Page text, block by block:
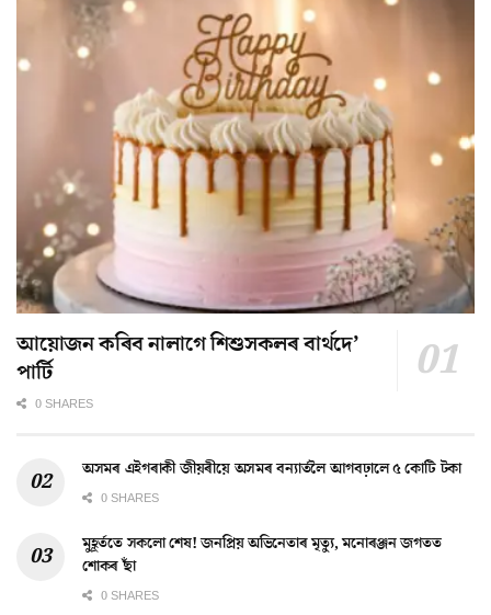
আয়োজন কৰিব নালাগে শিশুসকলৰ বাৰ্থদে’
পাৰ্টি
0 SHARES
অসমৰ এইগৰাকী জীয়ৰীয়ে অসমৰ বন্যাৰ্তলৈ আগবঢ়ালে ৫ কোটি টকা
0 SHARES
মুহূৰ্ততে সকলো শেষ! জনপ্ৰিয় অভিনেতাৰ মৃত্যু, মনোৰঞ্জন জগতত
শোকৰ ছাঁ
0 SHARES